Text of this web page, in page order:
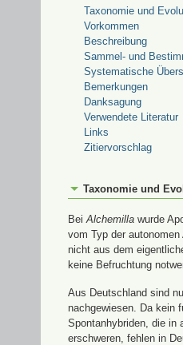
Taxonomie und
Vorkommen
Beschreibung
Sammel- und
Systematische
Bemerkungen
Danksagung
Verwendete Literatur
Links
Zitiervorschlag
Taxonomie und
BeiAlchemilla wurde
vom Typ der
nicht aus dem
keine Befruchtung
Aus Deutschland sind
nachgewiesen. Da kein
Spontanhybriden, die in
erschweren, fehlen in